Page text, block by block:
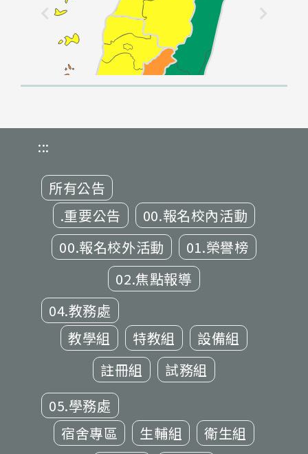
:::
所有公告
.重要公告
00.報名校內活動
00.報名校外活動
01.榮譽榜
02.焦點報導
04.教務處
教學組
特教組
設備組
註冊組
試務組
05.學務處
宿舍專區
生輔組 衛生組